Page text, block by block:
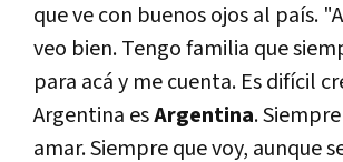
que ve con buenos ojos al país.
veo bien. Tengo familia que
para acá y me cuenta. Es difícil
Argentina esArgentina.
amar. Siempre que voy, aunque